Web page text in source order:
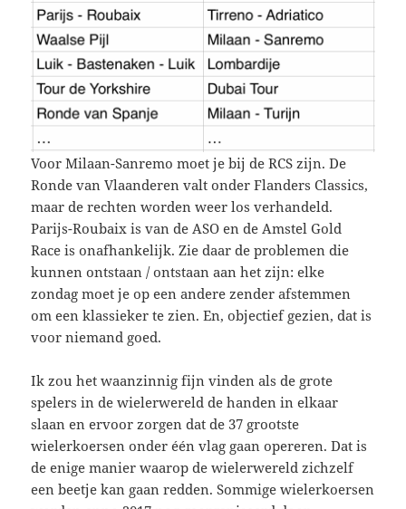
Voor Milaan-Sanremo moet je bij de RCS zijn. De
Ronde van Vlaanderen valt onder Flanders Classics,
maar de rechten worden weer los verhandeld.
Parijs-Roubaix is van de ASO en de Amstel Gold
Race is onafhankelijk. Zie daar de problemen die
kunnen ontstaan / ontstaan aan het zijn: elke
zondag moet je op een andere zender afstemmen
om een klassieker te zien. En, objectief gezien, dat is
voor niemand goed.
Ik zou het waanzinnig fijn vinden als de grote
spelers in de wielerwereld de handen in elkaar
slaan en ervoor zorgen dat de 37 grootste
wielerkoersen onder één vlag gaan opereren. Dat is
de enige manier waarop de wielerwereld zichzelf
een beetje kan gaan redden. Sommige wielerkoersen